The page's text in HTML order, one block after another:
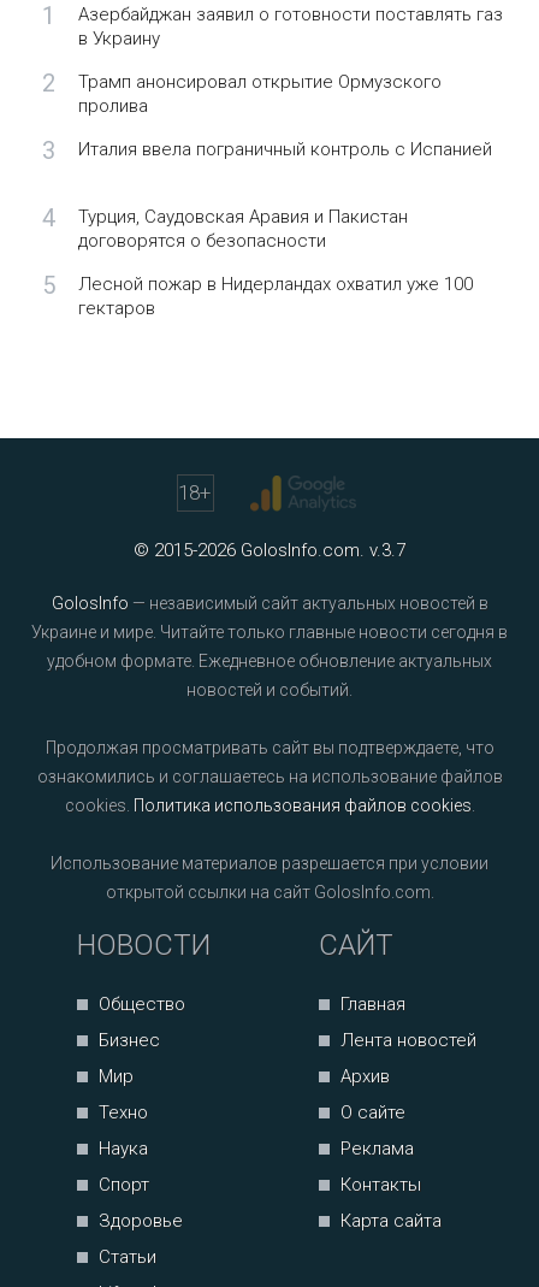
1
Азербайджан заявил о готовности поставлять газ
в Украину
2
Трамп анонсировал открытие Ормузского
пролива
3 Италия ввела пограничный контроль с Испанией
4
Турция, Саудовская Аравия и Пакистан
договорятся о безопасности
5
Лесной пожар в Нидерландах охватил уже 100
гектаров
18+
© 2015-2026 GolosInfo.com. v.3.7
GolosInfo — независимый сайт актуальных новостей в
Украине и мире. Читайте только главные новости сегодня в
удобном формате. Ежедневное обновление актуальных
новостей и событий.
Продолжая просматривать сайт вы подтверждаете, что
ознакомились и соглашаетесь на использование файлов
cookies. Политика использования файлов cookies
Использование материалов разрешается при условии
открытой ссылки на сайт GolosInfo.com.
НОВОСТИ
Общество
Бизнес
Мир
Техно
Наука
Спорт
Здоровье
Статьи
САЙТ
Главная
Лента новостей
Архив
О сайте
Реклама
Контакты
Карта сайта